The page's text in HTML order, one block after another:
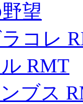
望
コレ
RMT
ブス